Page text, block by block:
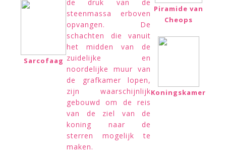
Sarcofaag
de druk van de
steenmassa erboven
opvangen. De
schachten die vanuit
het midden van de
zuidelijke en
noordelijke muur van
de grafkamer lopen,
zijn waarschijnlijk
gebouwd om de reis
van de ziel van de
koning naar de
sterren mogelijk te
maken.
Piramide van
Cheops
Koningskamer